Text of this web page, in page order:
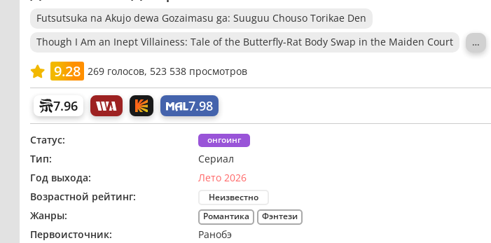
Futsutsuka na Akujo dewa Gozaimasu ga: Suuguu Chouso Torikae Den
Though I Am an Inept Villainess: Tale of the Butterfly-Rat Body Swap in the Maiden Court
…
9.28 269голосов, 523 538 просмотров
7.96 7.98
Статус: онгоинг
Тип:
Сериал
Год выхода:
Лето 2026
Возрастной рейтинг:
Неизвестно
Жанры: Романтика Фэнтези
Первоисточник:
Ранобэ